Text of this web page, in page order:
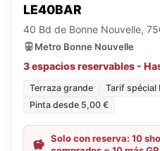
LE40BAR
40 Bd de Bonne Nouvelle,
Metro Bonne Nouvelle
3 espacios reservables -
Terraza grande
Tarif spécial
Pinta desde 5,00 €
Solo con reserva: 10